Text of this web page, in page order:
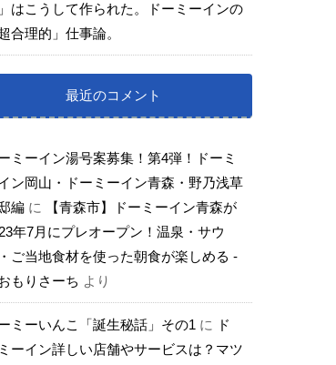
はこうして作られた。ドーミーインの
超合理的」仕事論。
最近のコメント
ミーイン湯号案募集！第4弾！ドーミ
ン岡山・ドーミーイン青森・野乃浅草
編に
【青森市】ドーミーイン青森が
年7月にプレオープン！温泉・サウ
ご当地食材を使った朝食が楽しめる -
もりさーち より
ミーいんこ「誕生秘話」その1 に
ド
ーイン詳しい店舗やサービスは？マツ